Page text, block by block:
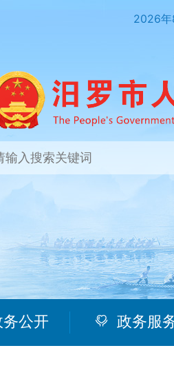
2026年
务公开 政务服